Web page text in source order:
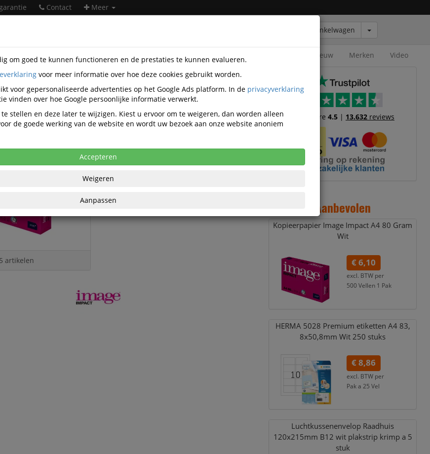
Winkelwagen
Contact Meer
Nieuw Merken Video
Image Impact
Image Impact papierwaren
5 artikelen
Image Impact Papier A4 wit 80 Gram
Trustscore4.5 | 13.632 reviews
Aanbevolen
Kopieerpapier Image Impact A4 80 Gram
Wit
€ 6,10
excl. BTW per
500 Vellen 1 Pak
HERMA 5028 Premium etiketten A4 83,
8x50,8mm Wit 250 stuks
€ 8,86
excl. BTW per
Pak a 25 Vel
Luchtkussenenvelop Raadhuis
120x215mm B12 wit plakstrip krimp a 5
stuk
om goed te kunnen functioneren en de prestaties te kunnen evalueren.
voor meer informatie over hoe deze cookies gebruikt worden.
voor gepersonaliseerde advertenties op het Google Ads platform. In de privacyverklaring
vinden over hoe Google persoonlijke informatie verwerkt.
stellen en deze later te wijzigen. Kiest u ervoor om te weigeren, dan worden alleen
de goede werking van de website en wordt uw bezoek aan onze website anoniem
Accepteren
Weigeren
Aanpassen